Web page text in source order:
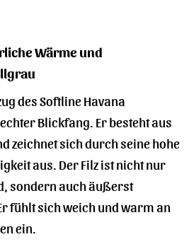
Wärme und
des Softline Havana
Blickfang. Er besteht aus
zeichnet sich durch seine hohe
aus. Der Filz ist nicht nur
sondern auch äußerst
fühlt sich weich und warm an
ein.